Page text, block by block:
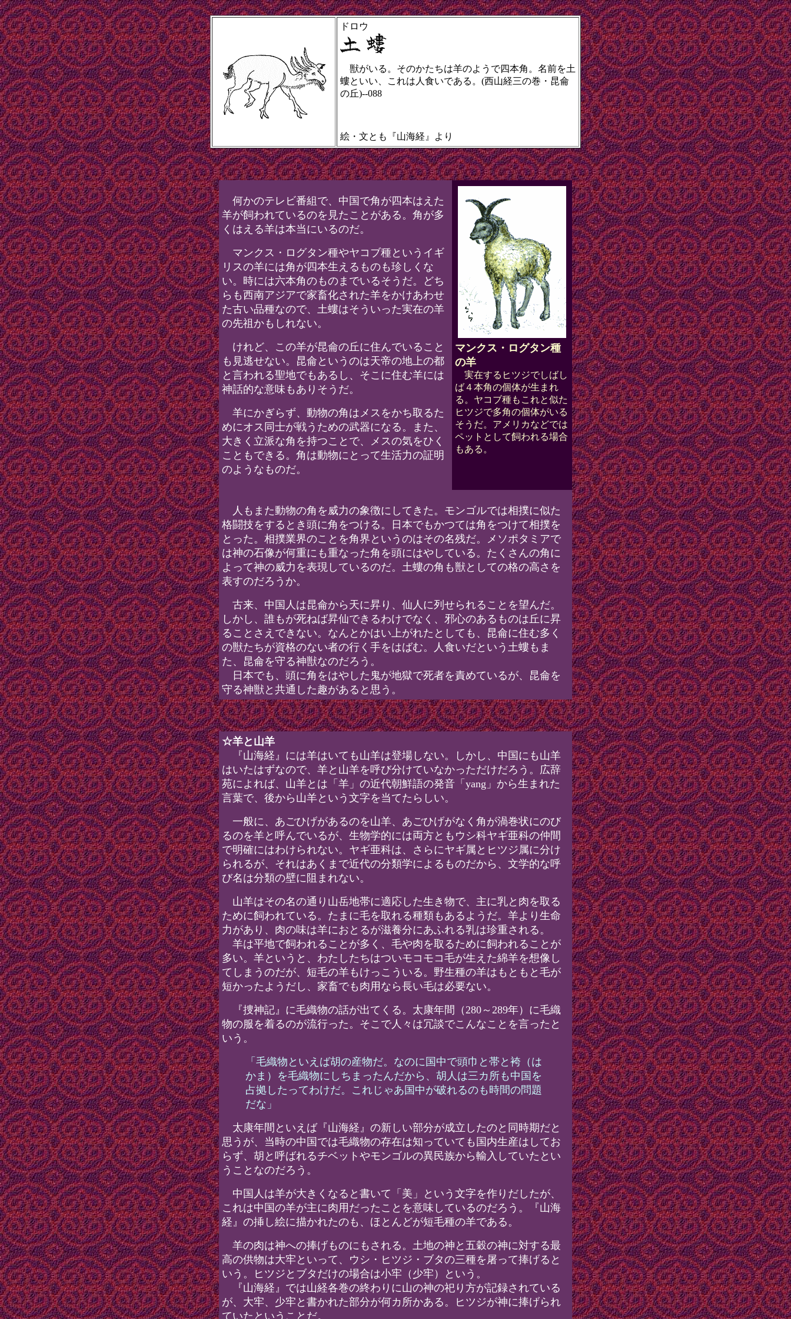
ドロウ
獣がいる。そのかたちは羊のようで四本角。名前を土
螻といい、これは人食いである。(西山経三の巻・昆侖
の丘)--088
絵・文とも『山海経』より
何かのテレビ番組で、中国で角が四本はえた
羊が飼われているのを見たことがある。角が多
くはえる羊は本当にいるのだ。
マンクス・ログタン種やヤコブ種というイギ
リスの羊には角が四本生えるものも珍しくな
い。時には六本角のものまでいるそうだ。どち
らも西南アジアで家畜化された羊をかけあわせ
た古い品種なので、土螻はそういった実在の羊
の先祖かもしれない。
けれど、この羊が昆侖の丘に住んでいること
も見逃せない。昆侖というのは天帝の地上の都
と言われる聖地でもあるし、そこに住む羊には
神話的な意味もありそうだ。
羊にかぎらず、動物の角はメスをかち取るた
めにオス同士が戦うための武器になる。また、
大きく立派な角を持つことで、メスの気をひく
こともできる。角は動物にとって生活力の証明
のようなものだ。
マンクス・ログタン種
の羊
実在するヒツジでしばし
ば４本角の個体が生まれ
る。ヤコブ種もこれと似た
ヒツジで多角の個体がいる
そうだ。アメリカなどでは
ペットとして飼われる場合
もある。
人もまた動物の角を威力の象徴にしてきた。モンゴルでは相撲に似た
格闘技をするとき頭に角をつける。日本でもかつては角をつけて相撲を
とった。相撲業界のことを角界というのはその名残だ。メソポタミアで
は神の石像が何重にも重なった角を頭にはやしている。たくさんの角に
よって神の威力を表現しているのだ。土螻の角も獣としての格の高さを
表すのだろうか。
古来、中国人は昆侖から天に昇り、仙人に列せられることを望んだ。
しかし、誰もが死ねば昇仙できるわけでなく、邪心のあるものは丘に昇
ることさえできない。なんとかはい上がれたとしても、昆侖に住む多く
の獣たちが資格のない者の行く手をはばむ。人食いだという土螻もま
た、昆侖を守る神獣なのだろう。
日本でも、頭に角をはやした鬼が地獄で死者を責めているが、昆侖を
守る神獣と共通した趣があると思う。
☆羊と山羊
『山海経』には羊はいても山羊は登場しない。しかし、中国にも山羊
はいたはずなので、羊と山羊を呼び分けていなかっただけだろう。広辞
苑によれば、山羊とは「羊」の近代朝鮮語の発音「yang」から生まれた
言葉で、後から山羊という文字を当てたらしい。
一般に、あごひげがあるのを山羊、あごひげがなく角が渦巻状にのび
るのを羊と呼んでいるが、生物学的には両方ともウシ科ヤギ亜科の仲間
で明確にはわけられない。ヤギ亜科は、さらにヤギ属とヒツジ属に分け
られるが、それはあくまで近代の分類学によるものだから、文学的な呼
び名は分類の壁に阻まれない。
山羊はその名の通り山岳地帯に適応した生き物で、主に乳と肉を取る
ために飼われている。たまに毛を取れる種類もあるようだ。羊より生命
力があり、肉の味は羊におとるが滋養分にあふれる乳は珍重される。
羊は平地で飼われることが多く、毛や肉を取るために飼われることが
多い。羊というと、わたしたちはついモコモコ毛が生えた綿羊を想像し
てしまうのだが、短毛の羊もけっこういる。野生種の羊はもともと毛が
短かったようだし、家畜でも肉用なら長い毛は必要ない。
『捜神記』に毛織物の話が出てくる。太康年間（280～289年）に毛織
物の服を着るのが流行った。そこで人々は冗談でこんなことを言ったと
いう。
「毛織物といえば胡の産物だ。なのに国中で頭巾と帯と袴（は
かま）を毛織物にしちまったんだから、胡人は三カ所も中国を
占拠したってわけだ。これじゃあ国中が破れるのも時間の問題
だな」
太康年間といえば『山海経』の新しい部分が成立したのと同時期だと
思うが、当時の中国では毛織物の存在は知っていても国内生産はしてお
らず、胡と呼ばれるチベットやモンゴルの異民族から輸入していたとい
うことなのだろう。
中国人は羊が大きくなると書いて「美」という文字を作りだしたが、
これは中国の羊が主に肉用だったことを意味しているのだろう。『山海
経』の挿し絵に描かれたのも、ほとんどが短毛種の羊である。
羊の肉は神への捧げものにもされる。土地の神と五穀の神に対する最
高の供物は大牢といって、ウシ・ヒツジ・ブタの三種を屠って捧げると
いう。ヒツジとブタだけの場合は小牢（少牢）という。
『山海経』では山経各巻の終わりに山の神の祀り方が記録されている
が、大牢、少牢と書かれた部分が何カ所かある。ヒツジが神に捧げられ
ていたということだ。